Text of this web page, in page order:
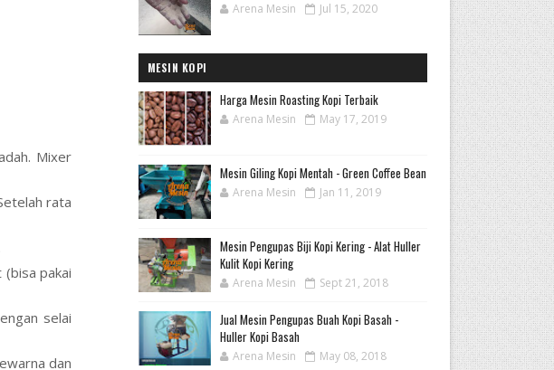
Mixer
rata
(bisa pakai
selai
dan
Arena Mesin Jul 15, 2020
MESIN KOPI
Harga Mesin Roasting Kopi Terbaik
Arena Mesin May 17, 2019
Mesin Giling Kopi Mentah - Green Coffee Bean
Arena Mesin Jan 11, 2019
Mesin Pengupas Biji Kopi Kering - Alat Huller
Kulit Kopi Kering
Arena Mesin Sept 21, 2018
Jual Mesin Pengupas Buah Kopi Basah -
Huller Kopi Basah
Arena Mesin May 08, 2018